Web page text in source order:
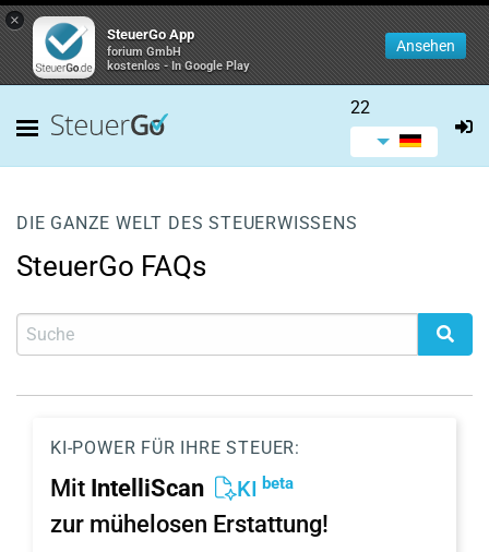
×
SteuerGo App
forium GmbH
kostenlos - In Google Play
Ansehen
22
DIE GANZE WELT DES STEUERWISSENS
SteuerGo FAQs
KI-POWER FÜR IHRE STEUER:
Mit IntelliScan KI beta
zur mühelosen Erstattung!